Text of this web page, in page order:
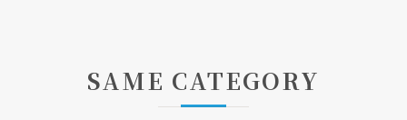
SAME CATEGORY